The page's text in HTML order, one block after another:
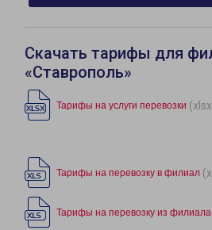
Скачать тарифы для
«Ставрополь»
Тарифы на услуги перевозки
Тарифы на перевозку в филиал
Тарифы на перевозку из филиала